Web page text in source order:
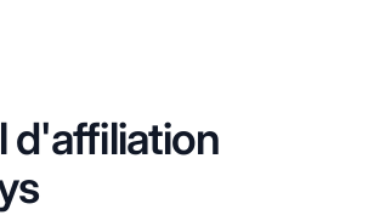
d'affiliation